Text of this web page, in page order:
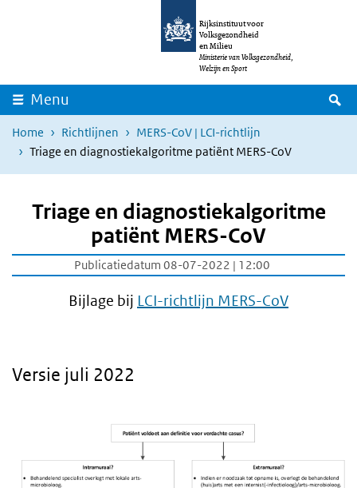
Overslaan en naar de inhoud gaan
Rijksinstituut voor
Volksgezondheid
en Milieu
Ministerie van Volksgezondheid,
Welzijn en Sport
Menu
Home Richtlijnen
MERS-CoV | LCI-richtlijn
Triage en diagnostiekalgoritme patiënt MERS-CoV
Triage en diagnostiekalgoritme
patiënt MERS-CoV
Publicatiedatum 08-07-2022 | 12:00
Bijlage bij LCI-richtlijn MERS-CoV
Versie juli 2022